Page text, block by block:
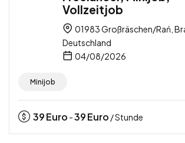
Vollzeitjob
01983 Großräschen/Rań,
Deutschland
04/08/2026
Minijob
39Euro -39Euro / Stunde